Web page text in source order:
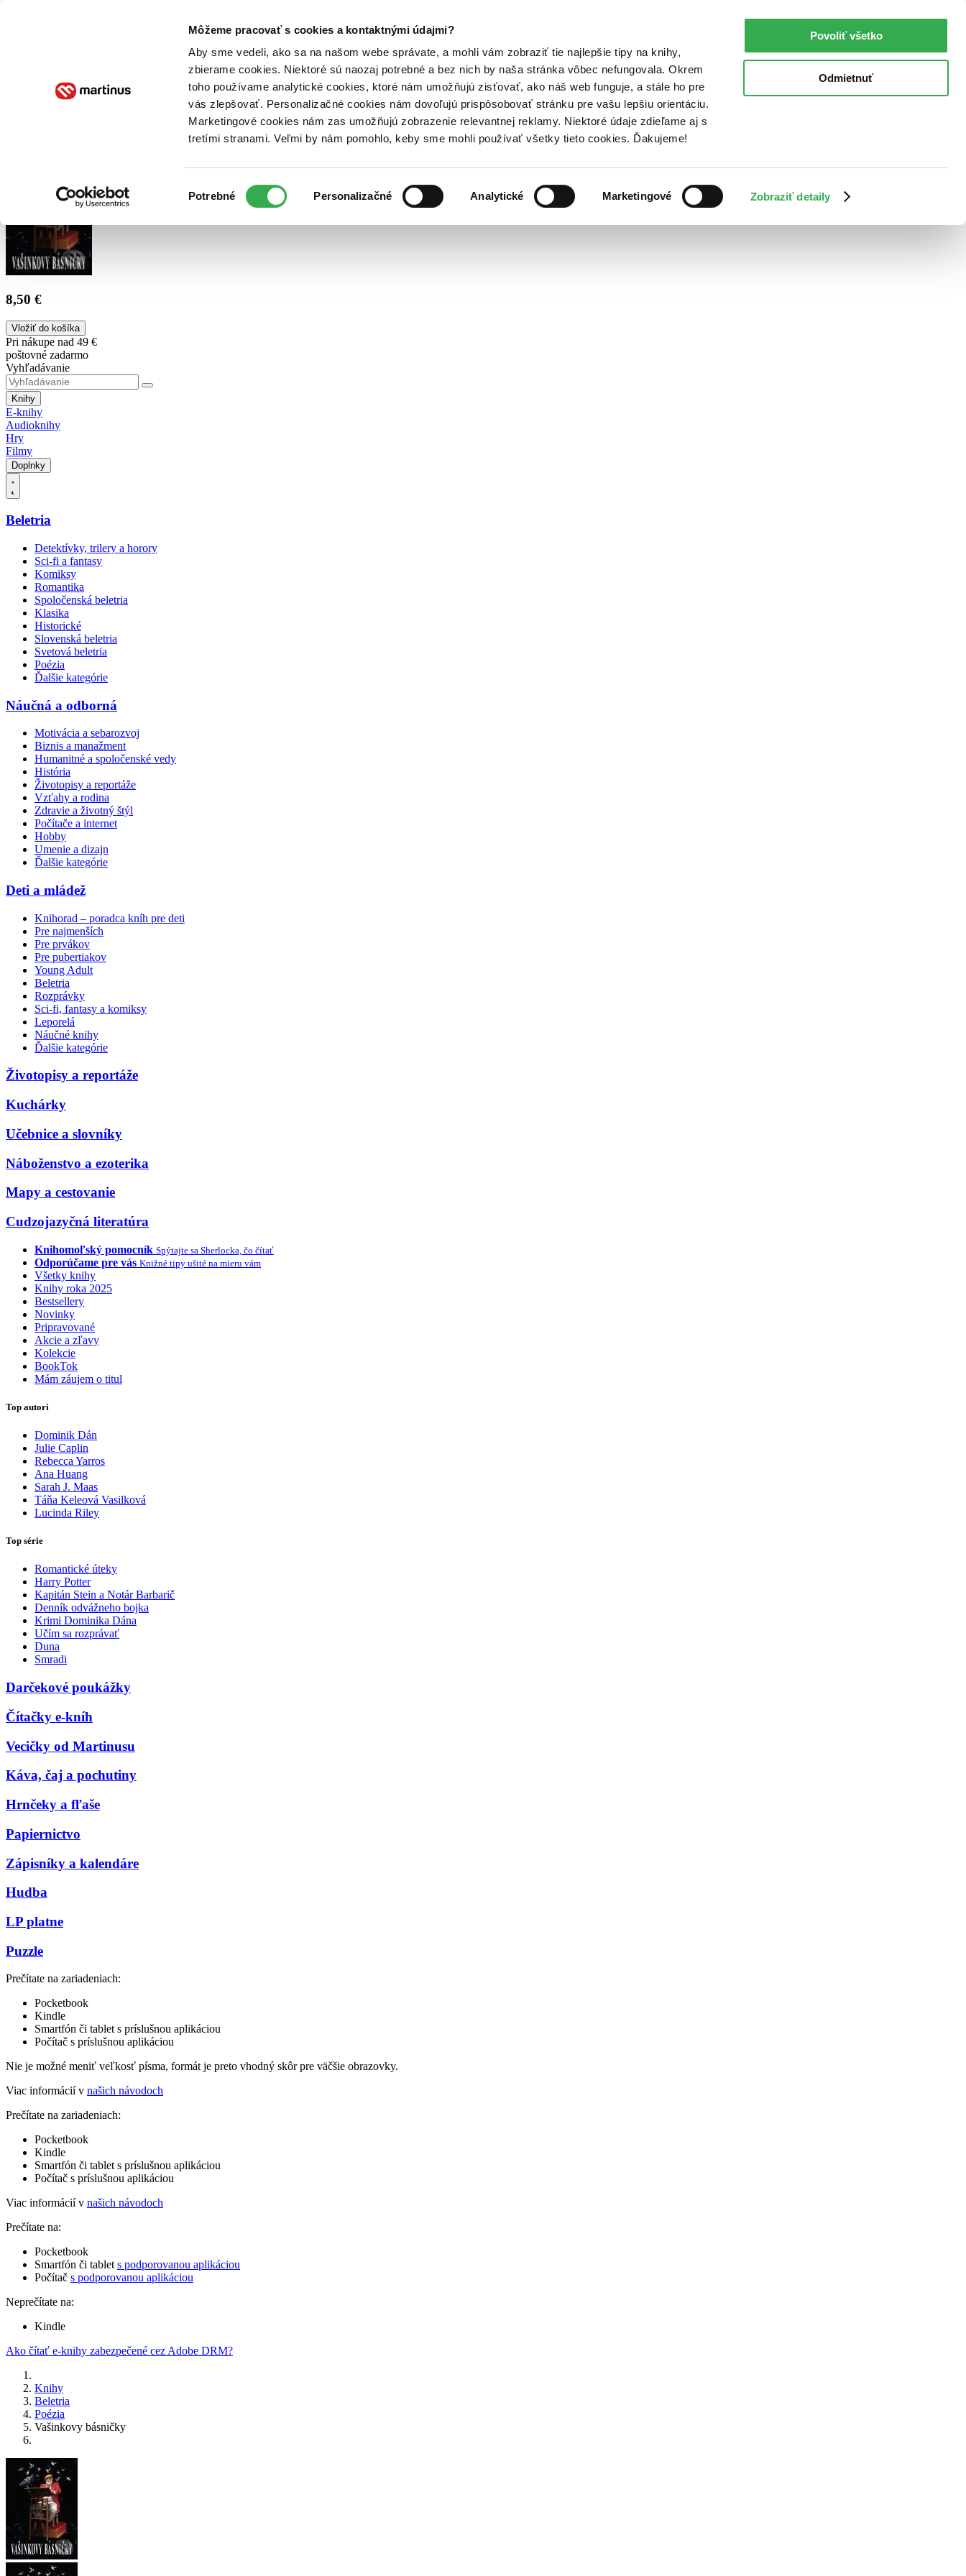
Môžeme pracovať s cookies a kontaktnými údajmi?
Aby sme vedeli, ako sa na našom webe správate, a mohli vám zobraziť tie najlepšie tipy na knihy,
zbierame cookies. Niektoré sú naozaj potrebné a bez nich by naša stránka vôbec nefungovala. Okrem
toho používame analytické cookies, ktoré nám umožňujú zisťovať, ako náš web funguje, a stále ho pre
vás zlepšovať. Personalizačné cookies nám dovoľujú prispôsobovať stránku pre vašu lepšiu orientáciu.
Marketingové cookies nám zas umožňujú zobrazenie relevantnej reklamy. Niektoré údaje zdieľame aj s
tretími stranami. Veľmi by nám pomohlo, keby sme mohli používať všetky tieto cookies. Ďakujeme!
súhlasu
Potrebné Personalizačné Analytické Marketingové Zobraziť detaily
Povoliť všetko
Odmietnuť
Poukážky Kontakt
8,50 €
Vložiť do košíka
Pri nákupe nad 49 €
poštovné zadarmo
Vyhľadávanie
Knihy
E-knihy
Audioknihy
Hry
Filmy
Doplnky
Beletria
Detektívky, trilery a horory
Sci-fi a fantasy
Komiksy
Romantika
Spoločenská beletria
Klasika
Historické
Slovenská beletria
Svetová beletria
Poézia
Ďalšie kategórie
Náučná a odborná
Motivácia a sebarozvoj
Biznis a manažment
Humanitné a spoločenské vedy
História
Životopisy a reportáže
Vzťahy a rodina
Zdravie a životný štýl
Počítače a internet
Hobby
Umenie a dizajn
Ďalšie kategórie
Deti a mládež
Knihorad – poradca kníh pre deti
Pre najmenších
Pre prvákov
Pre pubertiakov
Young Adult
Beletria
Rozprávky
Sci-fi, fantasy a komiksy
Leporelá
Náučné knihy
Ďalšie kategórie
Životopisy a reportáže
Kuchárky
Učebnice a slovníky
Náboženstvo a ezoterika
Mapy a cestovanie
Cudzojazyčná literatúra
Knihomoľský pomocník Spýtajte sa Sherlocka, čo čítať
Odporúčame pre vás Knižné tipy ušité na mieru vám
Všetky knihy
Knihy roka 2025
Bestsellery
Novinky
Pripravované
Akcie a zľavy
Kolekcie
BookTok
Mám záujem o titul
Top autori
Dominik Dán
Julie Caplin
Rebecca Yarros
Ana Huang
Sarah J. Maas
Táňa Keleová Vasilková
Lucinda Riley
Top série
Romantické úteky
Harry Potter
Kapitán Stein a Notár Barbarič
Denník odvážneho bojka
Krimi Dominika Dána
Učím sa rozprávať
Duna
Smradi
Darčekové poukážky
Čítačky e-kníh
Vecičky od Martinusu
Káva, čaj a pochutiny
Hrnčeky a fľaše
Papiernictvo
Zápisníky a kalendáre
Hudba
LP platne
Puzzle
Prečítate na zariadeniach:
Pocketbook
Kindle
Smartfón či tablet s príslušnou aplikáciou
Počítač s príslušnou aplikáciou
Nie je možné meniť veľkosť písma, formát je preto vhodný skôr pre väčšie obrazovky.
Viac informácií v našich návodoch
Prečítate na zariadeniach:
Pocketbook
Kindle
Smartfón či tablet s príslušnou aplikáciou
Počítač s príslušnou aplikáciou
Viac informácií v našich návodoch
Prečítate na:
Pocketbook
Smartfón či tablet s podporovanou aplikáciou
Počítač s podporovanou aplikáciou
Neprečítate na:
Kindle
Ako čítať e-knihy zabezpečené cez Adobe DRM?
Knihy
Beletria
Poézia
Vašinkovy básničky